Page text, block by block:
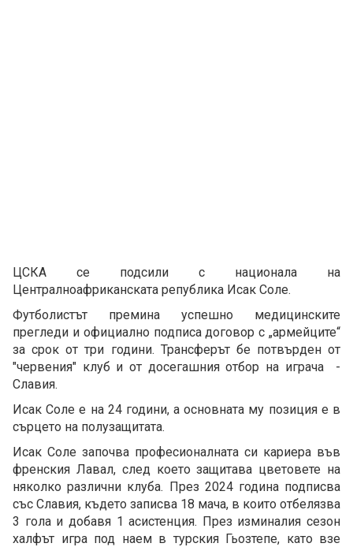
ЦСКА се подсили с национала на
Централноафриканската република Исак Соле.
Футболистът премина успешно медицинските
прегледи и официално подписа договор с „армейците“
за срок от три години. Трансферът бе потвърден от
"червения" клуб и от досегашния отбор на играча -
Славия.
Исак Соле е на 24 години, а основната му позиция е в
сърцето на полузащитата.
Исак Соле започва професионалната си кариера във
френския Лавал, след което защитава цветовете на
няколко различни клуба. През 2024 година подписва
със Славия, където записва 18 мача, в които отбелязва
3 гола и добавя 1 асистенция. През изминалия сезон
халфът игра под наем в турския Гьозтепе, като взе